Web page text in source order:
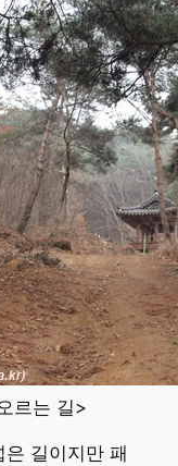
르는 길>
길이지만 패